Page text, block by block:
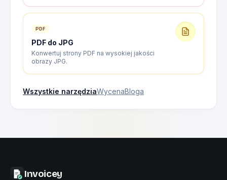
PDF
PDF do JPG
Konwertuj strony PDF na wysokiej jakości
obrazy JPG.
Wszystkie narzędziaWycenaBloga
Invoicey